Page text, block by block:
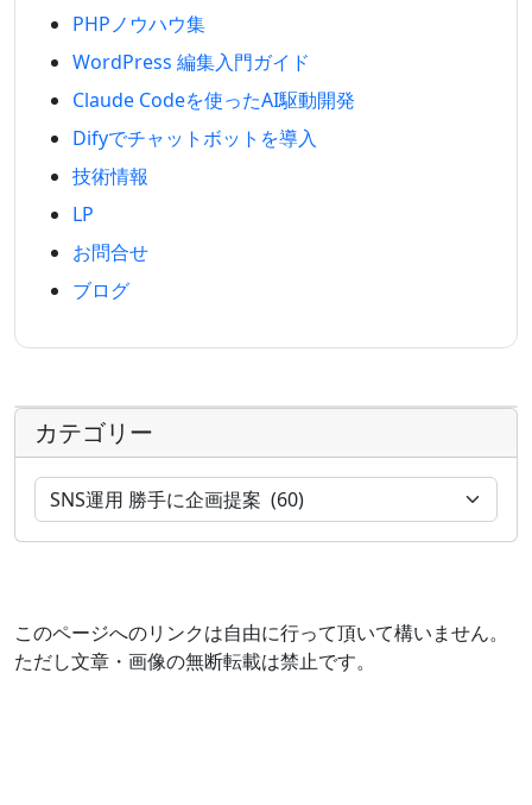
PHPノウハウ集
WordPress 編集入門ガイド
Claude Codeを使ったAI駆動開発
Difyでチャットボットを導入
技術情報
LP
お問合せ
ブログ
カテゴリー
このページへのリンクは自由に行って頂いて構いません。
ただし文章・画像の無断転載は禁止です。